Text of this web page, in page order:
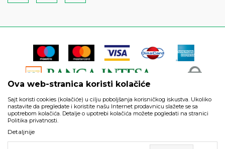
artikli prikazani na sajtu su deo naše ponude i ne podrazumeva
da su dostupni u svakom trenutku.
Ova web-stranica koristi kolačiće
Sajt koristi cookies (kolačiće) u cilju poboljšanja korisničkog iskustva. Ukoliko
nastavite da pregledate i koristite našu Internet prodavnicu slažete se sa
upotrebom kolačića. Detalje o upotrebi kolačića možete pogledati na stranici
Politika privatnosti.
Detaljnije